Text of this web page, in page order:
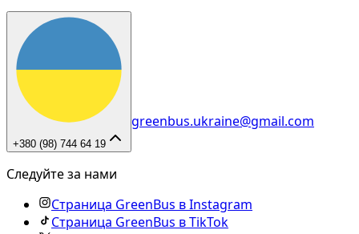
+380 (98) 744 64 19
greenbus.ukraine@gmail.com
Следуйте за нами
Страница GreenBus в Instagram
Страница GreenBus в TikTok